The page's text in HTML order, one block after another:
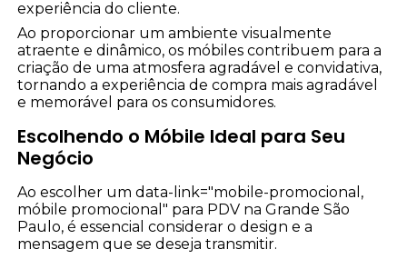
experiência do cliente.
Ao proporcionar um ambiente visualmente
atraente e dinâmico, os móbiles contribuem para a
criação de uma atmosfera agradável e convidativa,
tornando a experiência de compra mais agradável
e memorável para os consumidores.
Escolhendo o Móbile Ideal para Seu
Negócio
Ao escolher um data-link="mobile-promocional,
móbile promocional" para PDV na Grande São
Paulo, é essencial considerar o design e a
mensagem que se deseja transmitir.